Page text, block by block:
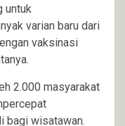
untuk
varian baru dari
vaksinasi
2.000 masyarakat
bagi wisatawan.